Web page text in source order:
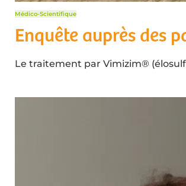
Médico-Scientifique
Enquête auprès des
Le traitement par Vimizim®